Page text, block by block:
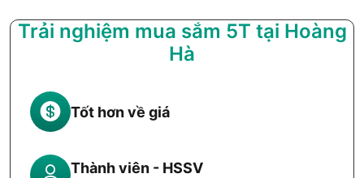
Trải nghiệm mua sắm 5T tại Hoàng
Hà
Tốt hơn về giá
Thành viên - HSSV